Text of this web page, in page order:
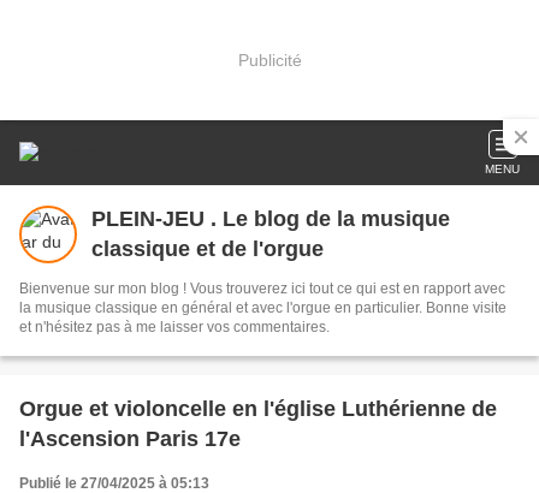
Publicité
MENU
PLEIN-JEU . Le blog de la musique
classique et de l'orgue
Bienvenue sur mon blog ! Vous trouverez ici tout ce qui est en rapport avec
la musique classique en général et avec l'orgue en particulier. Bonne visite
et n'hésitez pas à me laisser vos commentaires.
Orgue et violoncelle en l'église Luthérienne de
l'Ascension Paris 17e
Publié le 27/04/2025 à 05:13